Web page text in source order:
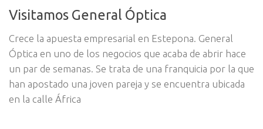
Visitamos General Óptica
Crece la apuesta empresarial en Estepona. General
Óptica en uno de los negocios que acaba de abrir hace
un par de semanas. Se trata de una franquicia por la que
han apostado una joven pareja y se encuentra ubicada
en la calle África